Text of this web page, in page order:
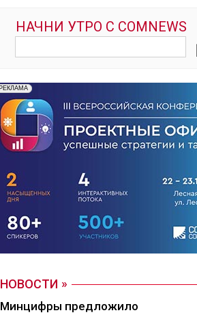
НОВОСТИ
Минцифры предложило